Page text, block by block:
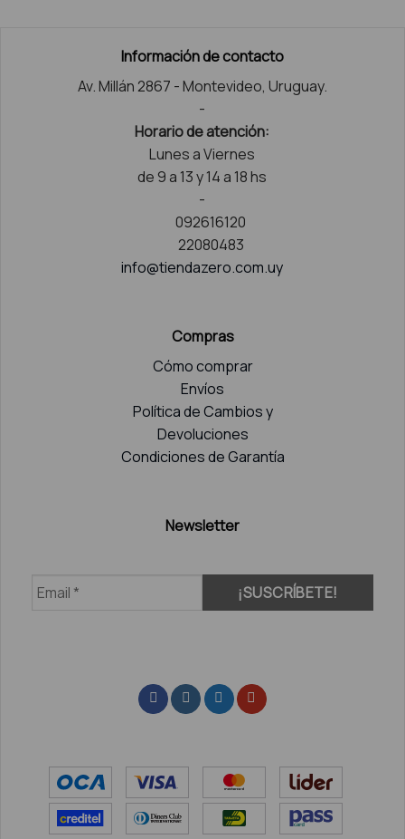
Información de contacto
Av. Millán 2867 - Montevideo, Uruguay.
-
Horario de atención:
Lunes a Viernes
de 9 a 13 y 14 a 18 hs
-
092616120
22080483
info@tiendazero.com.uy
Compras
Cómo comprar
Envíos
Política de Cambios y
Devoluciones
Condiciones de Garantía
Newsletter